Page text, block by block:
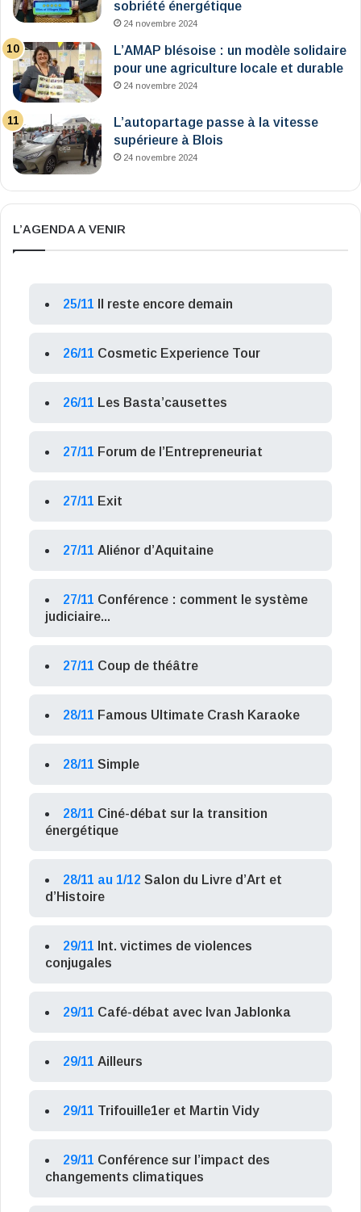
sobriété énergétique
24 novembre 2024
L’AMAP blésoise : un modèle solidaire
pour une agriculture locale et durable
24 novembre 2024
L’autopartage passe à la vitesse
supérieure à Blois
24 novembre 2024
L’AGENDA A VENIR
25/11 Il reste encore demain
26/11 Cosmetic Experience Tour
26/11 Les Basta’causettes
27/11 Forum de l’Entrepreneuriat
27/11 Exit
27/11 Aliénor d’Aquitaine
27/11 Conférence : comment le système
judiciaire...
27/11 Coup de théâtre
28/11 Famous Ultimate Crash Karaoke
28/11 Simple
28/11 Ciné-débat sur la transition
énergétique
28/11 au 1/12 Salon du Livre d’Art et
d’Histoire
29/11 Int. victimes de violences
conjugales
29/11 Café-débat avec Ivan Jablonka
29/11 Ailleurs
29/11 Trifouille1er et Martin Vidy
29/11 Conférence sur l’impact des
changements climatiques